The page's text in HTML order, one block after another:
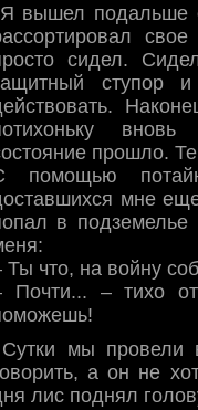
Я вышел подальше
сидел.
ступор
прошло.
помощью
мне
в
Ты что, на войну
Почти... – тихо
Сутки мы
а он не
лис поднял